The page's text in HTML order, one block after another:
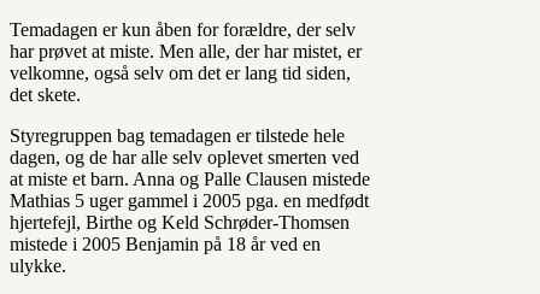
Temadagen er kun åben for forældre, der selv
har prøvet at miste. Men alle, der har mistet, er
velkomne, også selv om det er lang tid siden,
det skete.
Styregruppen bag temadagen er tilstede hele
dagen, og de har alle selv oplevet smerten ved
at miste et barn. Anna og Palle Clausen mistede
Mathias 5 uger gammel i 2005 pga. en medfødt
hjertefejl, Birthe og Keld Schrøder-Thomsen
mistede i 2005 Benjamin på 18 år ved en
ulykke.